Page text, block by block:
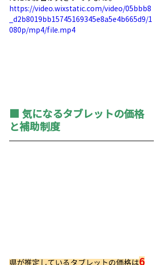
https://video.wixstatic.com/video/05bbb8
_d2b8019bb15745169345e8a5e4b665d9/1
080p/mp4/file.mp4
■ 気になるタブレットの価格
と補助制度
県が推定しているタブレットの価格は6